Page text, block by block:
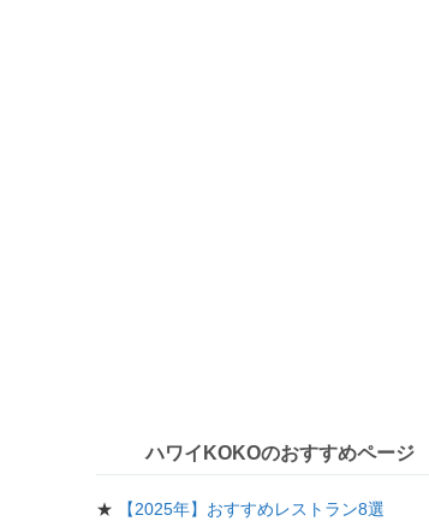
ハワイKOKOのおすすめページ
★
【2025年】おすすめレストラン8選